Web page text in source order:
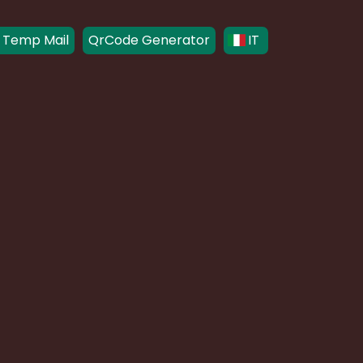
Temp Mail QrCode Generator IT